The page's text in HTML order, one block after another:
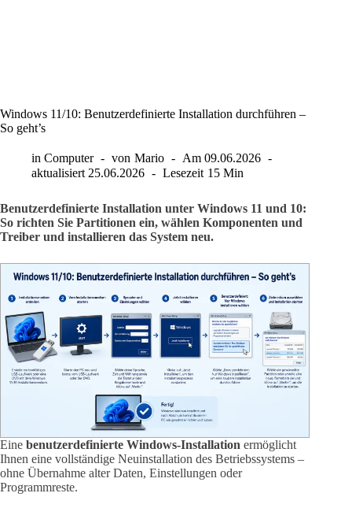
Windows 11/10: Benutzerdefinierte Installation durchführen –
So geht’s
in Computer von Mario Am 09.06.2026
aktualisiert 25.06.2026 Lesezeit 15 Min
Benutzerdefinierte Installation unter Windows 11 und 10:
So richten Sie Partitionen ein, wählen Komponenten und
Treiber und installieren das System neu.
Eine benutzerdefinierte Windows-Installation ermöglicht
Ihnen eine vollständige Neuinstallation des Betriebssystems –
ohne Übernahme alter Daten, Einstellungen oder
Programmreste.